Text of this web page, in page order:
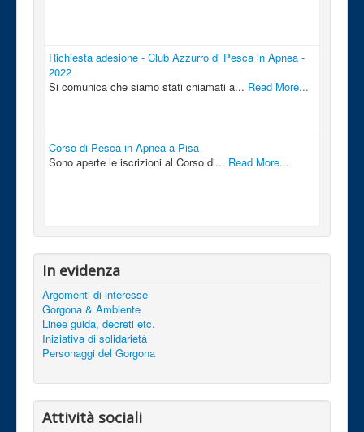
Richiesta adesione - Club Azzurro di Pesca in Apnea -
2022
Si comunica che siamo stati chiamati a... Read More...
Corso di Pesca in Apnea a Pisa
Sono aperte le iscrizioni al Corso di... Read More...
In evidenza
Argomenti di interesse
Gorgona & Ambiente
Linee guida, decreti etc.
Iniziativa di solidarietà
Personaggi del Gorgona
Attività sociali